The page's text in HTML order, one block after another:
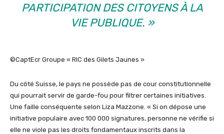
PARTICIPATION DES CITOYENS À LA
VIE PUBLIQUE. »
©CaptEcr Groupe « RIC des Gilets Jaunes »
Du côté Suisse, le pays ne possède pas de cour constitutionnelle
qui pourrait servir de garde-fou pour filtrer certaines initiatives.
Une faille conséquente selon Liza Mazzone. « Si on dépose une
initiative populaire avec 100 000 signatures, personne ne vérifie si
elle ne viole pas les droits fondamentaux inscrits dans la